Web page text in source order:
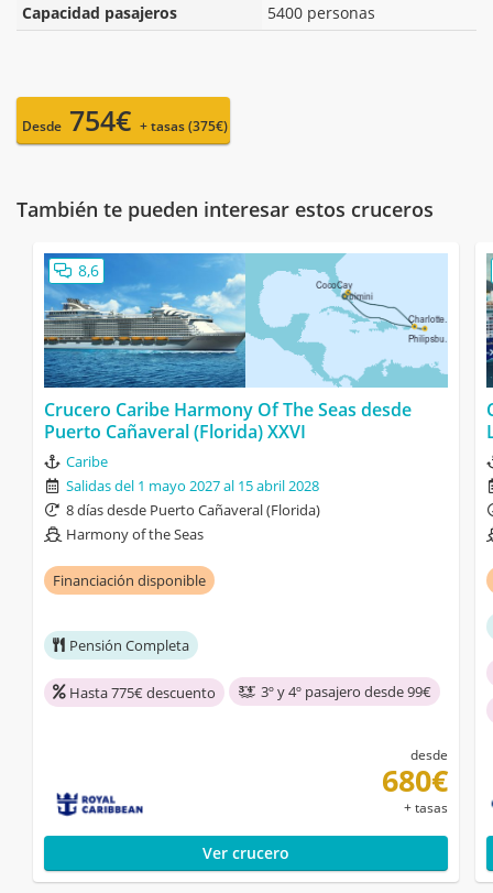
Capacidad pasajeros
5400 personas
Desde 754€ + tasas (375€)
También te pueden interesar estos cruceros
8,6
Crucero Caribe Harmony Of The Seas desde
Puerto Cañaveral (Florida) XXVI
Caribe
Salidas del 1 mayo 2027 al 15 abril 2028
8 días desde Puerto Cañaveral (Florida)
Harmony of the Seas
Financiación disponible
Pensión Completa
Hasta 775€ descuento 3º y 4º pasajero desde 99€
desde
680€
+ tasas
Ver crucero